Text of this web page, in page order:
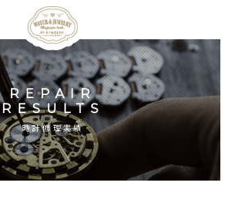
REPAIR
RESULTS
時計修理実績